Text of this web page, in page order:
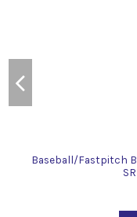
Baseball/Fastpitch